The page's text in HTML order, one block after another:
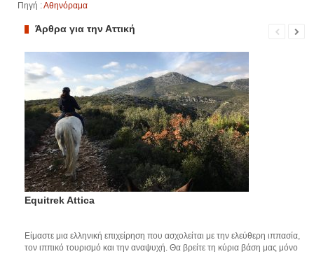
Πηγή :Αθηνόραμα
Άρθρα για την Αττική
Equitrek Attica
Είμαστε μια ελληνική επιχείρηση που ασχολείται με την ελεύθερη ιππασία,
τον ιππικό τουρισμό και την αναψυχή. Θα βρείτε τη κύρια βάση μας μόνο